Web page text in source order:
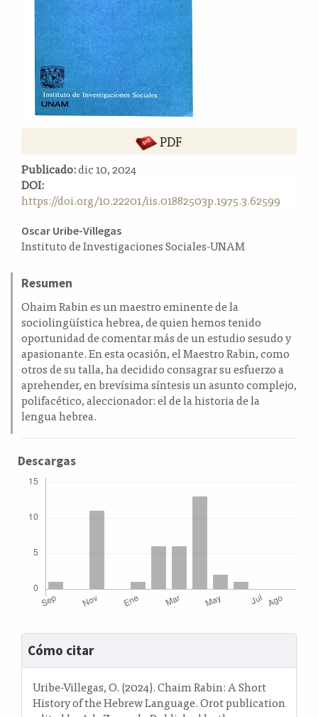
B
a
l
PDF
Publicado:dic 10, 2024
DOI:
https://doi.org/10.22201/iis.01882503p.1975.3.62599
Contenido
principal
artículo
Oscar Uribe-Villegas
Instituto de Investigaciones Sociales-UNAM
Resumen
Ohaim Rabin es un maestro eminente de la
sociolingüística hebrea, de quien hemos tenido
oportunidad de comentar más de un estudio sesudo y
apasionante. En esta ocasión, el Maestro Rabin, como
otros de su talla, ha decidido consagrar su esfuerzo a
aprehender, en brevísima síntesis un asunto complejo,
polifacético, aleccionador: el de la historia de la
lengua hebrea.
Descargas
Detalles
del
artículo
Cómo citar
Uribe-Villegas, O. (2024). Chaim Rabin: A Short
History of the Hebrew Language. Orot publication